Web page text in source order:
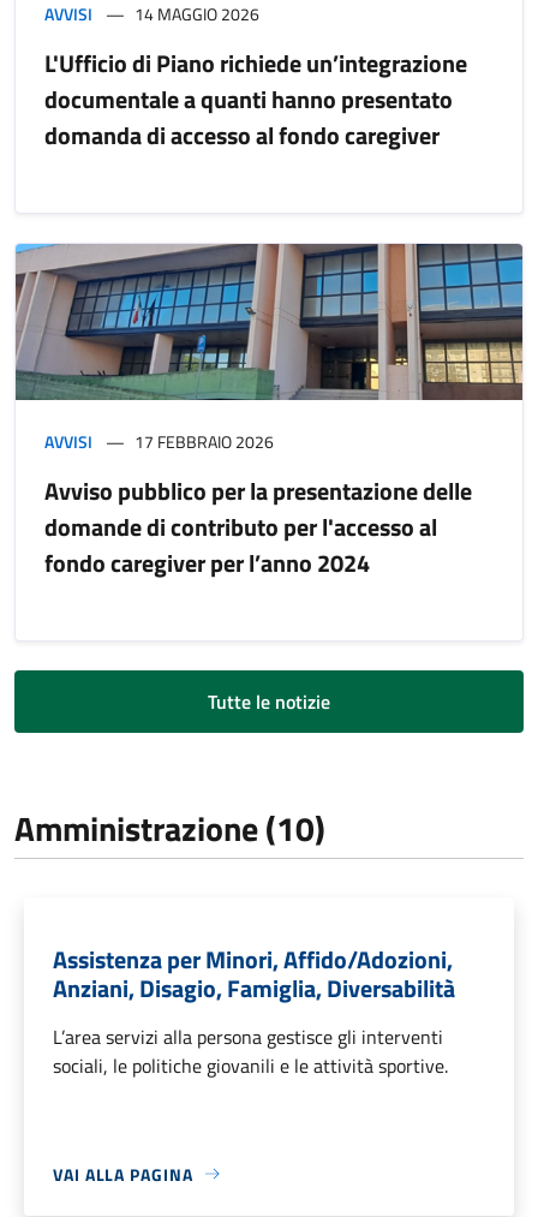
AVVISI 14 MAGGIO 2026
L'Ufficio di Piano richiede un’integrazione
documentale a quanti hanno presentato
domanda di accesso al fondo caregiver
AVVISI 17 FEBBRAIO 2026
Avviso pubblico per la presentazione delle
domande di contributo per l'accesso al
fondo caregiver per l’anno 2024
Tutte le notizie
Amministrazione (10)
Assistenza per Minori, Affido/Adozioni,
Anziani, Disagio, Famiglia, Diversabilità
L’area servizi alla persona gestisce gli interventi
sociali, le politiche giovanili e le attività sportive.
VAI ALLA PAGINA